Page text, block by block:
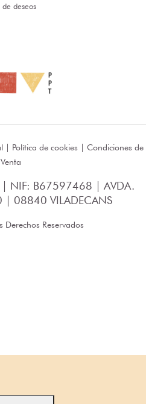
de deseos
| Política de cookies | Condiciones de
Venta
| NIF: B67597468 | AVDA.
| 08840 VILADECANS
Reservados